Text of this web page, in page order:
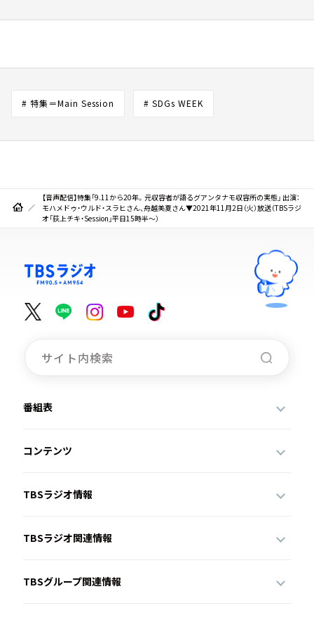
# 特集＝Main Session # SDGs WEEK
【音声配信】特集「9.11から20年。元収容者が語るグアンタナモ収容所の実態」 出演：
モハメドゥ・ウルド・スラヒさん、舟越美夏さん▼2021年11月2日（火）放送（TBSラジ
オ「荻上チキ・Session」平日15時半～）
番組表
コンテンツ
TBSラジオ情報
TBSラジオ関連情報
TBSグループ関連情報